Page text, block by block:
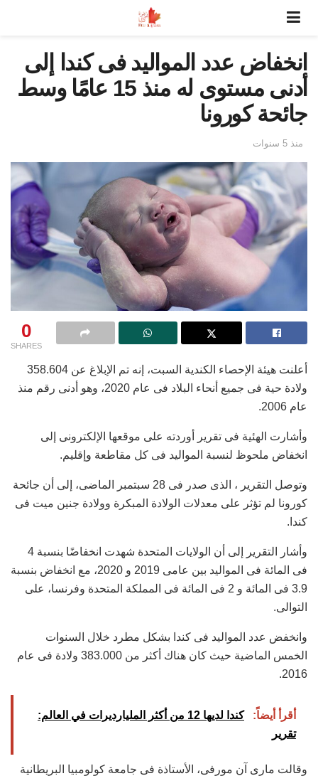
انخفاض عدد المواليد فى كندا إلى
أدنى مستوى له منذ 15 عامًا وسط
جائحة كورونا
منذ 5 سنوات
0
SHARES
أعلنت هيئة الإحصاء الكندية السبت، إنه تم الإبلاغ عن 358.604
ولادة حية فى جميع أنحاء البلاد فى عام 2020، وهو أدنى رقم منذ
عام 2006.
وأشارت الهئية فى تقرير أوردته على موقعها الإلكترونى إلى
انخفاض ملحوظ لنسبة المواليد فى كل مقاطعة وإقليم.
وتوصل التقرير ، الذى صدر فى 28 سبتمبر الماضى، إلى أن جائحة
كورونا لم تؤثر على معدلات الولادة المبكرة وولادة جنين ميت فى
كندا.
وأشار التقرير إلى أن الولايات المتحدة شهدت انخفاضًا بنسبة 4
فى المائة فى المواليد بين عامى 2019 و 2020، مع انخفاض بنسبة
3.9 فى المائة و 2 فى المائة فى المملكة المتحدة وفرنسا، على
التوالى.
وانخفض عدد المواليد فى كندا بشكل مطرد خلال السنوات
الخمس الماضية حيث كان هناك أكثر من 383.000 ولادة فى عام
2016.
أقرأ أيضاً:
كندا لديها 12 من أكثر المليارديرات في العالم:
تقرير
وقالت مارى آن مورفى، الأستاذة فى جامعة كولومبيا البريطانية